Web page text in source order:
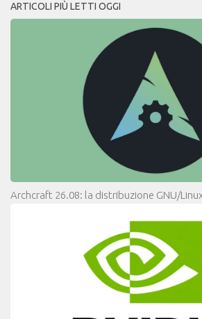
ARTICOLI PIÙ LETTI OGGI
Archcraft 26.08: la distribuzione GNU/